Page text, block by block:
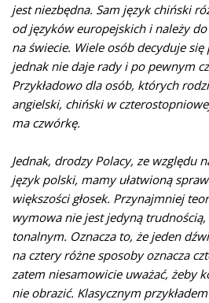
jest niezbędna. Sam język chiński
od języków europejskich i należy
na świecie. Wiele osób decyduje
jednak nie daje rady i po pewnym
Przykładowo dla osób, których
angielski, chiński w
ma czwórkę.
Jednak, drodzy Polacy, ze względu
język polski, mamy ułatwioną
większości głosek. Przynajmniej
wymowa nie jest jedyną
tonalnym. Oznacza to, że jeden
na cztery różne sposoby oznacza
zatem niesamowicie uważać, żeby
nie obrazić. Klasycznym